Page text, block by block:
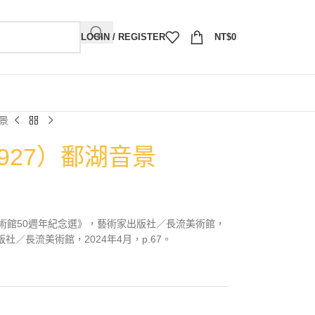
LOGIN / REGISTER NT$0
）鄱湖音景
50週年紀念選》，藝術家出版社／長流美術館，
／長流美術館，2024年4月，p.67。